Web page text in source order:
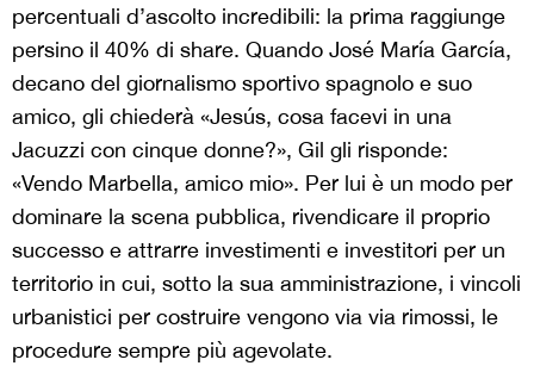
percentuali d’ascolto incredibili: la prima raggiunge
persino il 40% di share. Quando José María García,
decano del giornalismo sportivo spagnolo e suo
amico, gli chiederà «Jesús, cosa facevi in una
Jacuzzi con cinque donne?», Gil gli risponde:
«Vendo Marbella, amico mio». Per lui è un modo per
dominare la scena pubblica, rivendicare il proprio
successo e attrarre investimenti e investitori per un
territorio in cui, sotto la sua amministrazione, i vincoli
urbanistici per costruire vengono via via rimossi, le
procedure sempre più agevolate.